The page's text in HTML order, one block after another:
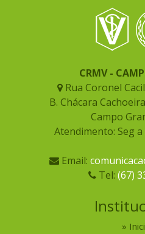
CRMV -
Rua Coronel
B. Chácara
Campo
Atendimento: Seg a
Email:
Tel: (67)